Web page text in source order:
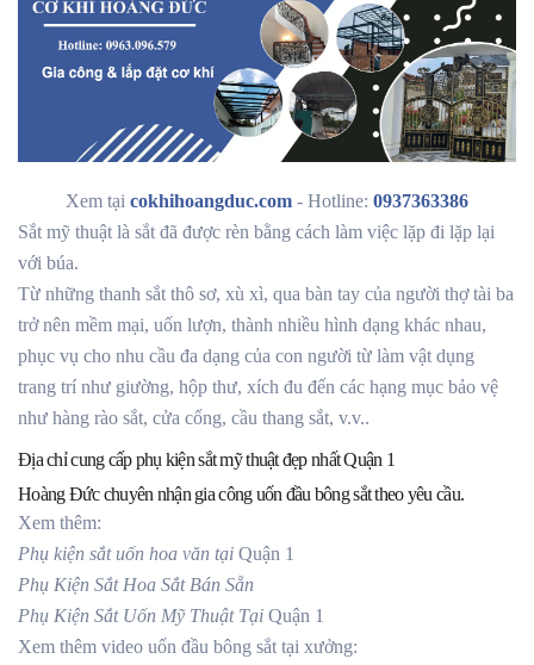
Xem tại cokhihoangduc.com - Hotline: 0937363386
Sắt mỹ thuật là sắt đã được rèn bằng cách làm việc lặp đi lặp lại
với búa.
Từ những thanh sắt thô sơ, xù xì, qua bàn tay của người thợ tài ba
trở nên mềm mại, uốn lượn, thành nhiều hình dạng khác nhau,
phục vụ cho nhu cầu đa dạng của con người từ làm vật dụng
trang trí như giường, hộp thư, xích đu đến các hạng mục bảo vệ
như hàng rào sắt, cửa cổng, cầu thang sắt, v.v..
Địa chỉ cung cấp phụ kiện sắt mỹ thuật đẹp nhất Quận 1
Hoàng Đức chuyên nhận gia công uốn đầu bông sắt theo yêu cầu.
Xem thêm:
Phụ kiện sắt uốn hoa văn tại Quận 1
Phụ Kiện Sắt Hoa Sắt Bán Sẵn
Phụ Kiện Sắt Uốn Mỹ Thuật Tại Quận 1
Xem thêm video uốn đầu bông sắt tại xưởng: